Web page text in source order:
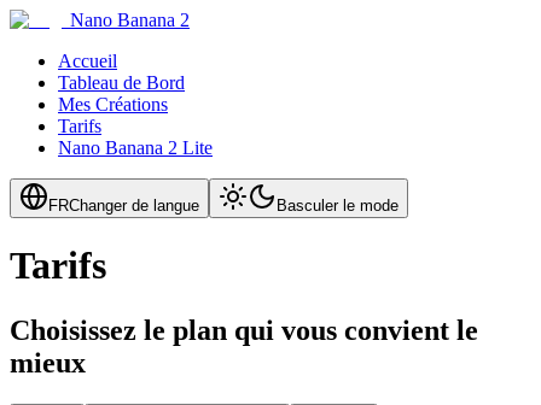
Nano Banana 2
Accueil
Tableau de Bord
Mes Créations
Tarifs
Nano Banana 2 Lite
FRChanger de langue Basculer le mode
Tarifs
Choisissez le plan qui vous convient le
mieux